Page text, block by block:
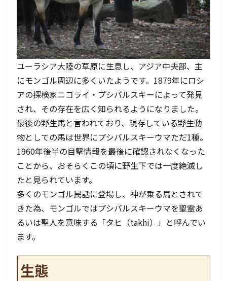
ユーラシア大陸の草原に生息し、アジア中央部、主
にモンゴル周辺に多くいたようです。1879年にロシ
アの探検家ニコライ・プシバルスキーによって発見
され、その存在を広く知られるようになりました。
最後の野生馬と言われており、現存している野生動
物としての馬は世界にプシバルスキーウマただ1種。
1960年後半の目撃情報を最後に確認されなくなった
ことから、おそらくこの頃に野生下では一度絶滅し
たと見られています。
多くのモンゴル民話に登場し、神が乗る馬とされて
きた為、モンゴルではプシバルスキーウマを聖霊あ
るいは聖人を意味する「タヒ（takhi）」と呼んでい
ます。
生態